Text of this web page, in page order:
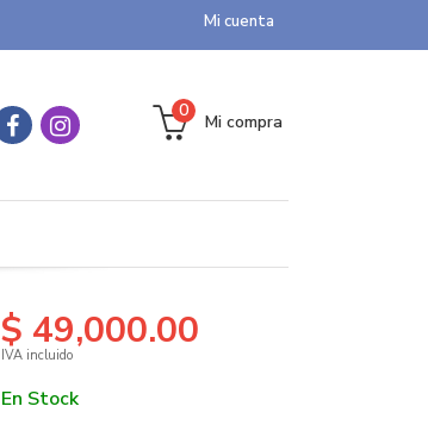
Mi cuenta
Mi compra
0
$ 49,000.00
IVA incluido
En Stock